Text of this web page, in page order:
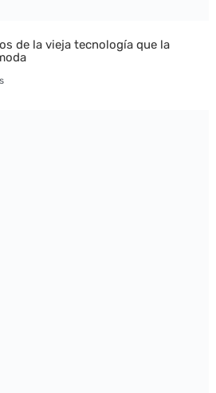
de la vieja tecnología que la